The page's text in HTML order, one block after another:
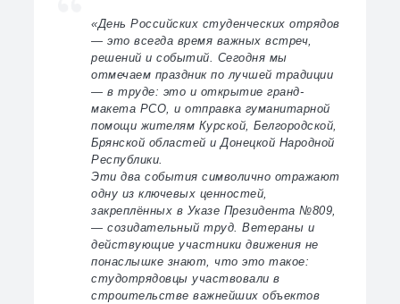
«День Российских студенческих отрядов
— это всегда время важных встреч,
решений и событий. Сегодня мы
отмечаем праздник по лучшей традиции
— в труде: это и открытие гранд-
макета РСО, и отправка гуманитарной
помощи жителям Курской, Белгородской,
Брянской областей и Донецкой Народной
Республики.
Эти два события символично отражают
одну из ключевых ценностей,
закреплённых в Указе Президента №809,
— созидательный труд. Ветераны и
действующие участники движения не
понаслышке знают, что это такое:
студотрядовцы участвовали в
строительстве важнейших объектов